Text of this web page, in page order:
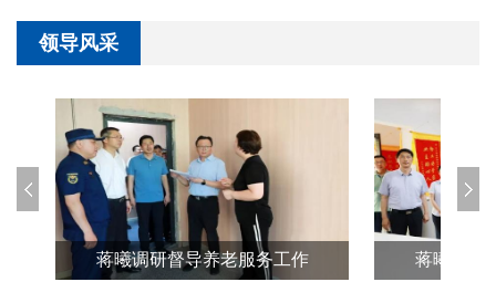
领导风采
蒋曦调研督导养老服务工作 蒋曦调研